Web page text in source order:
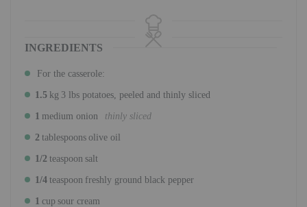
INGREDIENTS
For the casserole:
1.5 kg 3 lbs potatoes, peeled and thinly sliced
1 medium onion
thinly sliced
2 tablespoonsolive oil
1/2 teaspoon salt
1/4teaspoon freshly ground black pepper
1 cup sour cream